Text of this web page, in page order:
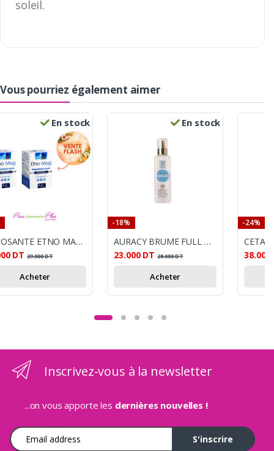
soleil.
Vous pourriez également aimer
En stock
ETNOSANTE ETNO MAG LOT DE 2
DT 29.000DT
Acheter
En stock
-18%
AURACY BRUME FULL MOON
23.000 DT 28.000DT
Acheter
-24%
38.000
Inscrivez-vous à la newsletter
...on vous apporte les dernières nouvelles !
Adresse e-mail
S'inscrire